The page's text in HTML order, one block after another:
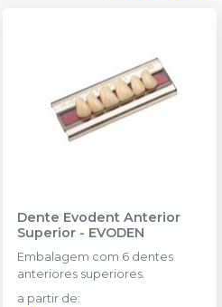
Dente Evodent Anterior
Superior - EVODEN
Embalagem com 6 dentes
anteriores superiores.
a partir de: